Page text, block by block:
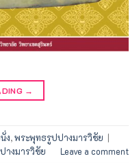
→
ง,พระพุทธรูปปางมารวิชัย |
างมารวิชัย Leave a comment